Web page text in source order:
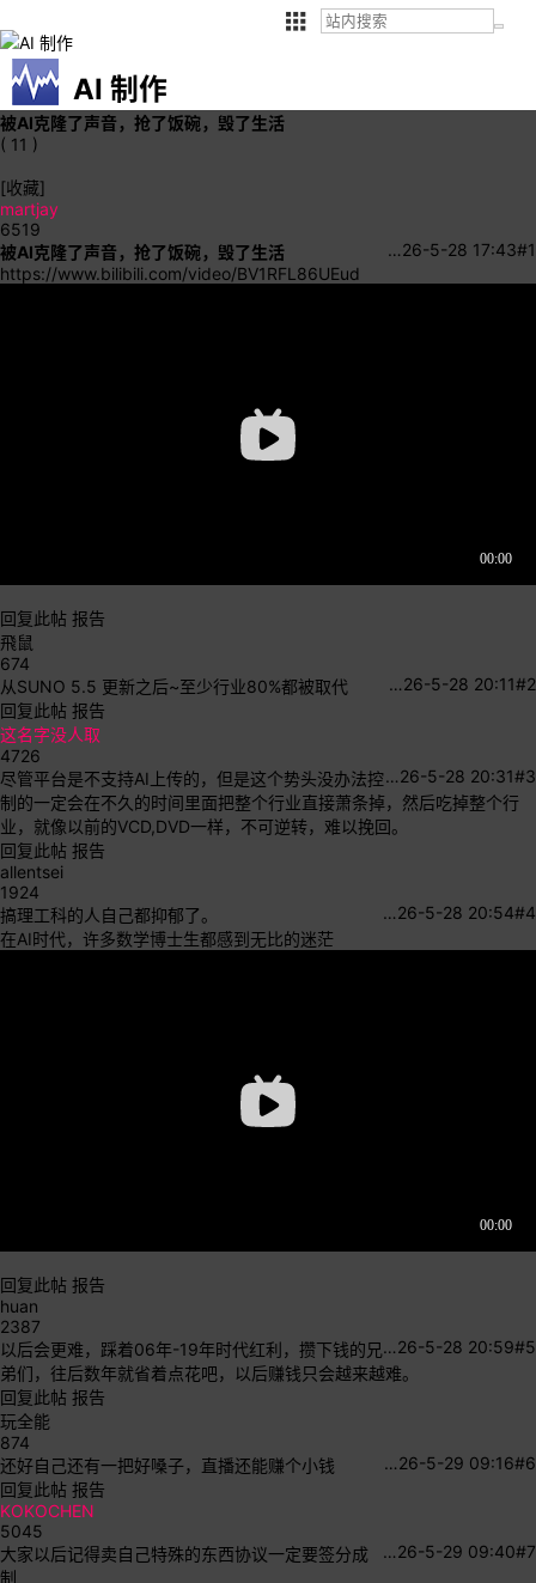
AI 制作
被AI克隆了声音，抢了饭碗，毁了生活
( 11 )
[收藏]
martjay
6519
#1
26-5-28 17:43
…
被AI克隆了声音，抢了饭碗，毁了生活
https://www.bilibili.com/video/BV1RFL86UEud
回复此帖 报告
飛鼠
674
#2
26-5-28 20:11
…
从SUNO 5.5 更新之后~至少行业80%都被取代
回复此帖 报告
这名字没人取
4726
#3
26-5-28 20:31
…
尽管平台是不支持AI上传的，但是这个势头没办法控
制的一定会在不久的时间里面把整个行业直接萧条掉，然后吃掉整个行
业，就像以前的VCD,DVD一样，不可逆转，难以挽回。
回复此帖 报告
allentsei
1924
#4
26-5-28 20:54
…
搞理工科的人自己都抑郁了。
在AI时代，许多数学博士生都感到无比的迷茫
回复此帖 报告
huan
2387
#5
26-5-28 20:59
…
以后会更难，踩着06年-19年时代红利，攒下钱的兄
弟们，往后数年就省着点花吧，以后赚钱只会越来越难。
回复此帖 报告
玩全能
874
#6
26-5-29 09:16
…
还好自己还有一把好嗓子，直播还能赚个小钱
回复此帖 报告
KOKOCHEN
5045
#7
26-5-29 09:40
…
大家以后记得卖自己特殊的东西协议一定要签分成
制